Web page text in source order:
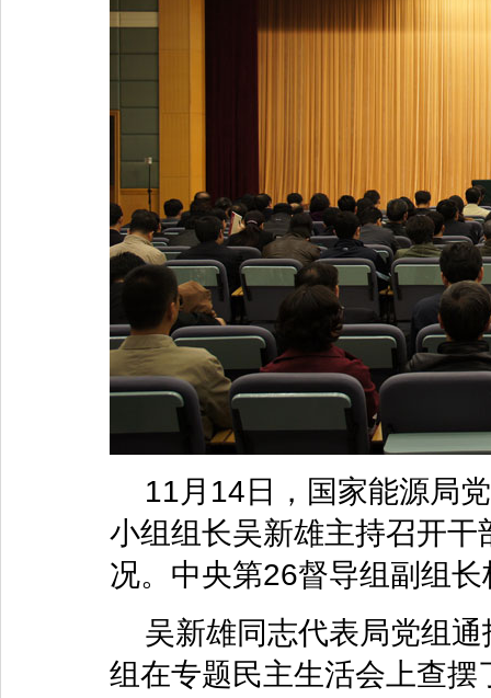
11月14日，国家能源局
小组组长吴新雄主持召开
况。中央第26督导组副组
吴新雄同志代表局党组通
组在专题民主生活会上查摆